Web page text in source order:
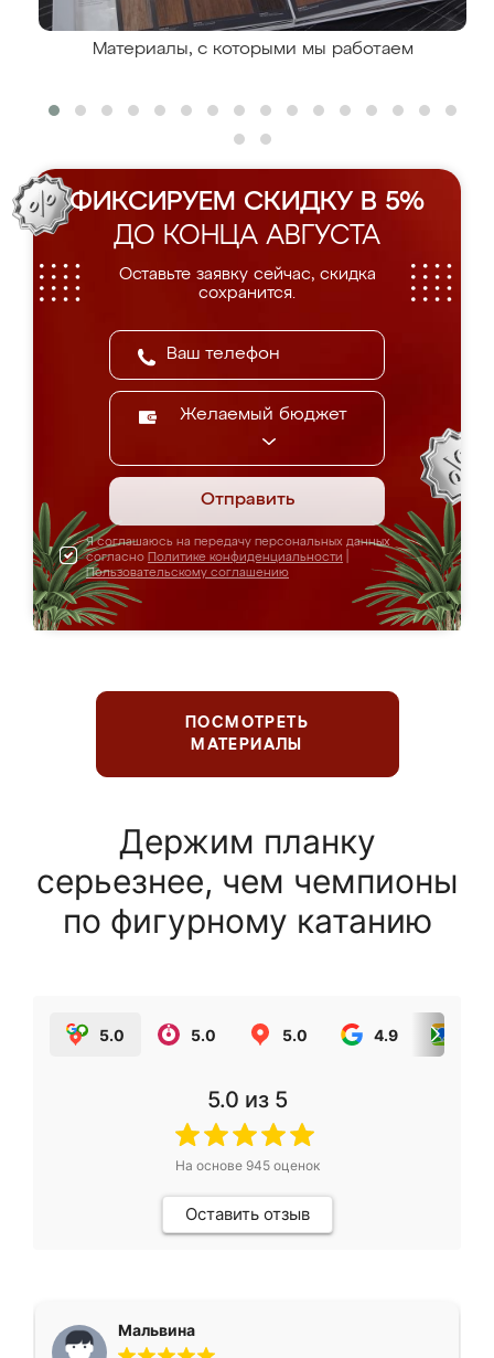
Материалы, с которыми мы работаем
ФИКСИРУЕМ СКИДКУ В 5%
ДО КОНЦА АВГУСТА
Оставьте заявку сейчас, скидка
сохранится.
Желаемый бюджет
Отправить
Я соглашаюсь на передачу персональных данных
согласно Политике конфиденциальности
Пользовательскому соглашению
ПОСМОТРЕТЬ
МАТЕРИАЛЫ
Держим планку
серьезнее, чем чемпионы
по фигурному катанию
5.0 5.0 5.0 4.9
5.0 из 5
На основе 945оценок
Оставить отзыв
Мальвина